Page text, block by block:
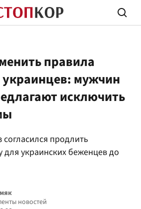
правила
мужчин
исключить
продлить
украинских беженцев до
новостей